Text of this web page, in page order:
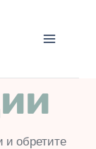
и обретите